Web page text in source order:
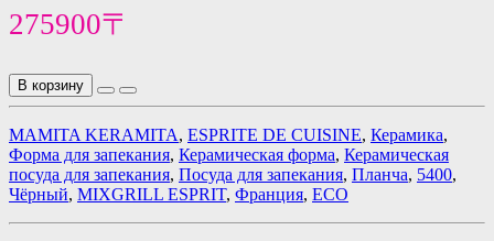
275900〒
В корзину
MAMITA KERAMITA, ESPRITE DE CUISINE, Керамика,
Форма для запекания, Керамическая форма, Керамическая
посуда для запекания, Посуда для запекания, Планча, 5400,
Чёрный, MIXGRILL ESPRIT, Франция, ECO